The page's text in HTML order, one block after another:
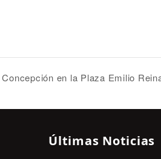
en la Plaza Emilio
Últimas Noticias